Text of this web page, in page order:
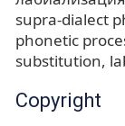
supra-dialect
phonetic
substitution
Copyright